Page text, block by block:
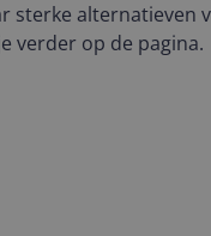
sterke alternatieven
verder op de pagina.